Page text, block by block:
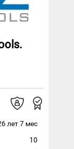
лет 7 мес
10